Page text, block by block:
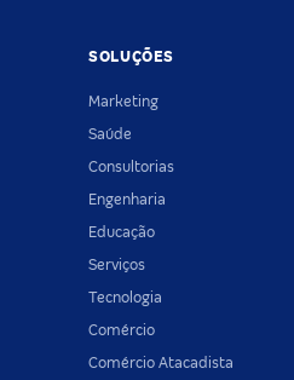
SOLUÇÕES
Marketing
Saúde
Consultorias
Engenharia
Educação
Serviços
Tecnologia
Comércio
Comércio Atacadista